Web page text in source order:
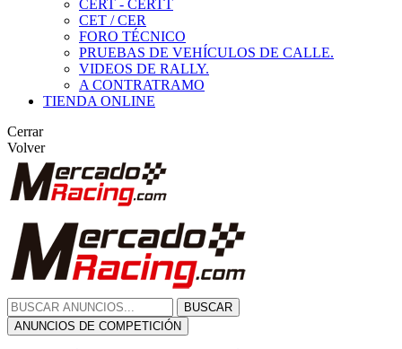
CERT - CERTT
CET / CER
FORO TÉCNICO
PRUEBAS DE VEHÍCULOS DE CALLE.
VIDEOS DE RALLY.
A CONTRATRAMO
TIENDA ONLINE
Cerrar
Volver
BUSCAR
ANUNCIOS DE COMPETICIÓN